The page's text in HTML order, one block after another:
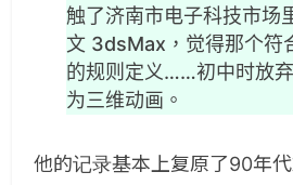
触了济南市电子科技市场
文 3dsMax，觉得那个符
的规则定义……初中时放
为三维动画。
他的记录基本上复原了90年